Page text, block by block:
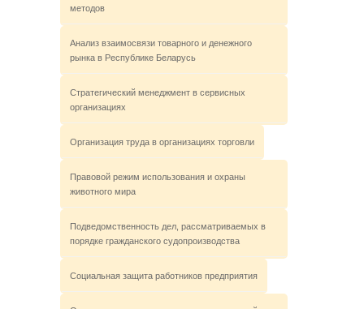
методов
Анализ взаимосвязи товарного и денежного
рынка в Республике Беларусь
Стратегический менеджмент в сервисных
организациях
Организация труда в организациях торговли
Правовой режим использования и охраны
животного мира
Подведомственность дел, рассматриваемых в
порядке гражданского судопроизводства
Социальная защита работников предприятия